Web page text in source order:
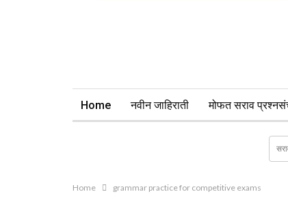
Home नवीन जाहिराती मोफत सराव
Home grammar practice for competitive exams